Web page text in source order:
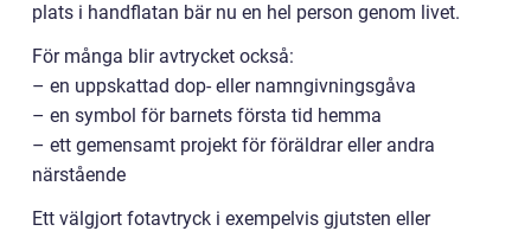
plats i handflatan bär nu en hel person genom livet.
För många blir avtrycket också:
– en uppskattad dop- eller namngivningsgåva
– en symbol för barnets första tid hemma
– ett gemensamt projekt för föräldrar eller andra
närstående
Ett välgjort fotavtryck i exempelvis gjutsten eller